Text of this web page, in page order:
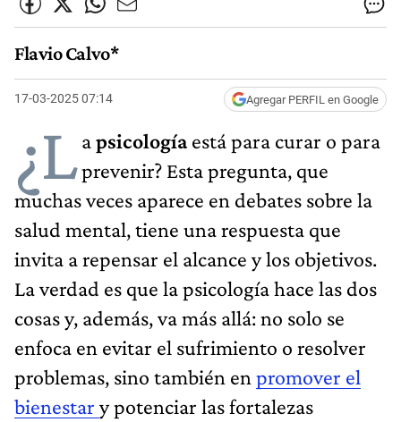
Flavio Calvo*
17-03-2025 07:14 Agregar PERFIL en Google
¿Lapsicologíaestá para curar o para
prevenir? Esta pregunta, que
muchas veces aparece en debates sobre la
salud mental, tiene una respuesta que
invita a repensar el alcance y los objetivos.
La verdad es que la psicología hace las dos
cosas y, además, va más allá: no solo se
enfoca en evitar el sufrimiento o resolver
problemas, sino también en promover el
bienestar y potenciar las fortalezas